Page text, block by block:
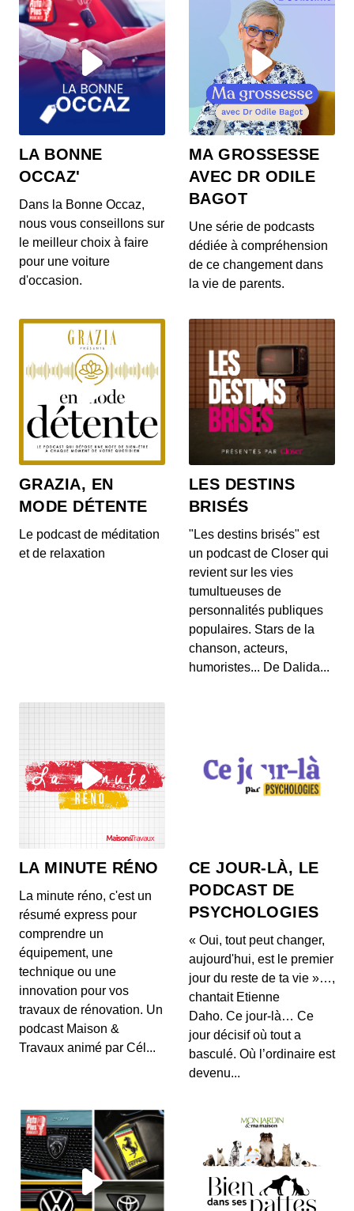
Chauffer sa maison : quels risque pour
la santé ?
00:10:33 - IL Y A 4 ANS
Le vinaigre blanc pollue-t-il l’air
00:09:24 - IL Y A 4 ANS
Comment bien choisir sa lessive pour
ne pas polluer son intérieur ?
00:11:00 - IL Y A 4 ANS
Le liquide vaisselle est-il nocif ?
Le vinaigre blanc pollue-t-il l’air
intérieur ?
ménagers. Ce produit naturel est même devenu
une alter...
Les produits ménagers faits maison :
gages d’un environnement sain ?
Nous sommes de plus en plus nombreux à utiliser
des produits ménager faits maison. Mais sont-ils...
Chaleur, canicule : comment rafraîchir
son logement sans polluer son intérieur
00:08:42 - IL Y A 4 ANS
00:08:16 - IL Y A 5 ANS
manque de clarté
00:09:25 - IL Y A 5 ANS
On associe volontiers biodégradabilité et ménage
écologique. Or, ces deux notions ne son...
désinfecter son intérieur ?
00:16:23 - IL Y A 5 ANS
Aérer, nettoyer, laver… malgré nos gestes du
quotidien les virus peuvent persister et se...
La moquette peut-elle être responsable
d'allergies ?
00:10:40 - IL Y A 5 ANS
Produits d’entretien et santé : le guide
00:14:32 - IL Y A 5 ANS
LA BONNE
OCCAZ'
Dans la Bonne Occaz,
nous vous conseillons sur
le meilleur choix à faire
pour une voiture
d'occasion.
MA GROSSESSE
AVEC DR ODILE
BAGOT
Une série de podcasts
dédiée à compréhension
de ce changement dans
la vie de parents.
GRAZIA, EN
MODE DÉTENTE
Le podcast de méditation
et de relaxation
LES DESTINS
BRISÉS
"Les destins brisés" est
un podcast de Closer qui
revient sur les vies
tumultueuses de
personnalités publiques
populaires. Stars de la
chanson, acteurs,
humoristes... De Dalida...
LA MINUTE RÉNO
La minute réno, c'est un
résumé express pour
comprendre un
équipement, une
technique ou une
innovation pour vos
travaux de rénovation. Un
podcast Maison &
Travaux animé par Cél...
CE JOUR-LÀ, LE
PODCAST DE
PSYCHOLOGIES
« Oui, tout peut changer,
aujourd'hui, est le premier
jour du reste de ta vie »…,
chantait Etienne
Daho. Ce jour-là… Ce
jour décisif où tout a
basculé. Où l’ordinaire est
devenu...